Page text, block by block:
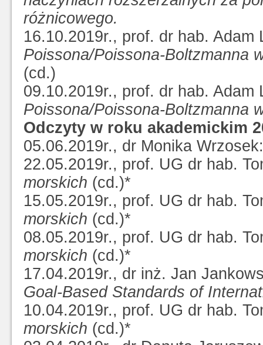
różnicowego.
16.10.2019r., prof. dr hab. Adam
Poissona/Poissona-Boltzmanna
(cd.)
09.10.2019r., prof. dr hab. Adam
Poissona/Poissona-Boltzmanna
Odczyty w roku akademickim
05.06.2019r., dr Monika
22.05.2019r., prof. UG dr hab.
morskich (cd.)*
15.05.2019r., prof. UG dr hab.
morskich (cd.)*
08.05.2019r., prof. UG dr hab.
morskich (cd.)*
17.04.2019r., dr inż. Jan
Goal-Based Standards of
10.04.2019r., prof. UG dr hab.
morskich (cd.)*